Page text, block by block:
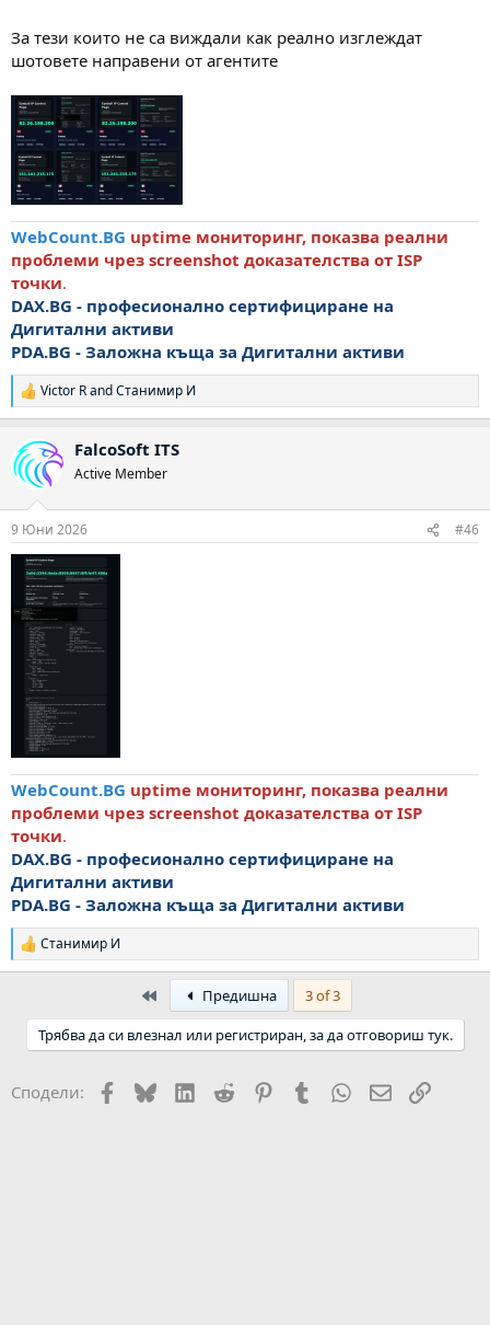
За тези които не са виждали как реално изглеждат
шотовете направени от агентите
WebCount.BG uptime мониторинг, показва реални
проблеми чрез screenshot доказателства от ISP
точки.
DAX.BG - професионално сертифициране на
Дигитални активи
PDA.BG - Заложна къща за Дигитални активи
Р
е
к
ц
и
Victor RandСтанимир И
FalcoSoft ITS
Active Member
9 Юни 2026 #46
WebCount.BG uptime мониторинг, показва реални
проблеми чрез screenshot доказателства от ISP
точки.
DAX.BG - професионално сертифициране на
Дигитални активи
PDA.BG - Заложна къща за Дигитални активи
Р
е
Станимир И
Предишна
3 of 3
Трябва да си влезнал или регистриран, за да отговориш тук.
Сподели: Facebook
BlueskyLinkedIn
Reddit PinterestTumblr WhatsApp
EmailLink